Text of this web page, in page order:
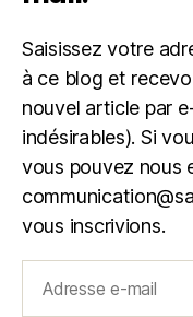
Saisissez votre
à ce blog et
nouvel article par
indésirables). Si
vous pouvez nous
vous inscrivions.